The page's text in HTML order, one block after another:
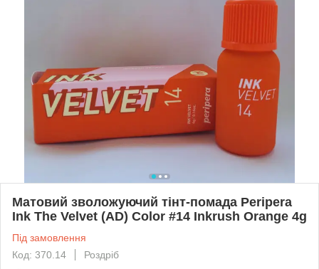
Матовий зволожуючий тінт-помада Peripera
Ink The Velvet (AD) Color #14 Inkrush Orange 4g
Під замовлення
Код: 370.14
Роздріб